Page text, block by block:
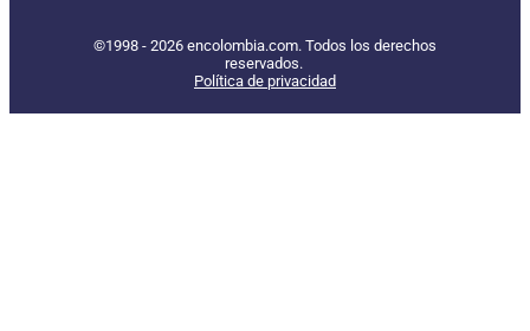
©1998 - 2026 encolombia.com. Todos los derechos
reservados.
Política de privacidad